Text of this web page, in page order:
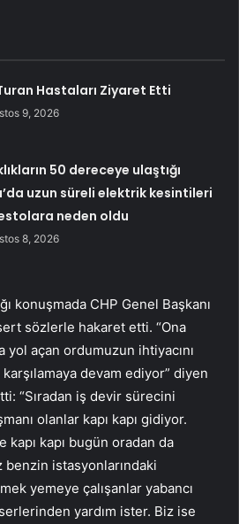
Hastaları Ziyaret Etti
9, 2026
50 dereceye ulaştığı
uzun süreli elektrik kesintileri
neden oldu
8, 2026
konuşmada CHP Genel Başkanı
sözlerle hakaret etti. “Ona
yol açan ordumuzun ihtiyacını
karşılamaya devam ediyor” diyen
“Sıradan iş devir sürecini
olanlar kapı kapı gidiyor.
kapı kapı bugün oradan da
benzin istasyonlarındaki
yemeye çalışanlar yabancı
yardım ister. Biz ise